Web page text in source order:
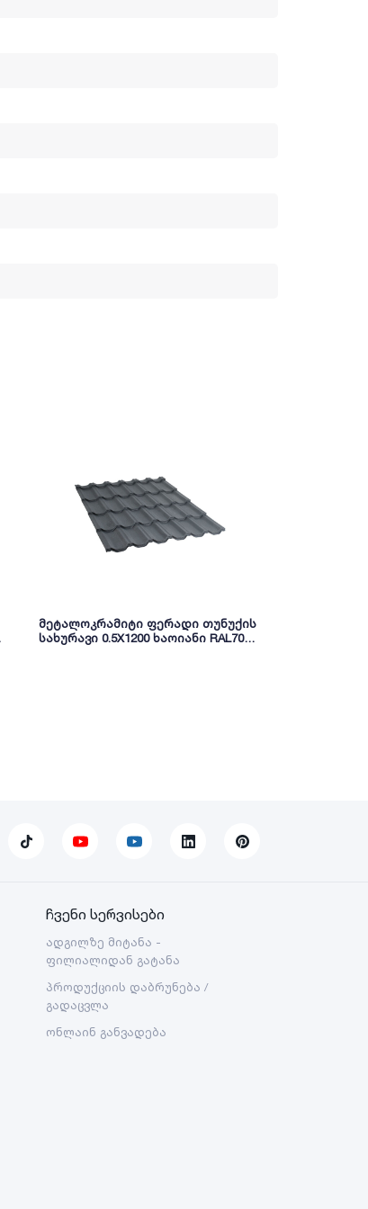
მეტალოკრამიტი ფერადი თუნუქის
სახურავი 0.5X1200 ხაოიანი RAL7024
ჩვენი სერვისები
ადგილზე მიტანა -
ფილიალიდან გატანა
პროდუქციის დაბრუნება /
გადაცვლა
ონლაინ განვადება